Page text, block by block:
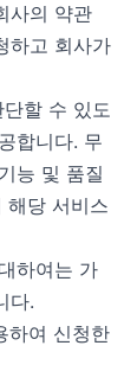
사의 약관
하고 회사가
할 수 있도
합니다. 무
능 및 품질
해당 서비스
하여는 가
다.
하여 신청한